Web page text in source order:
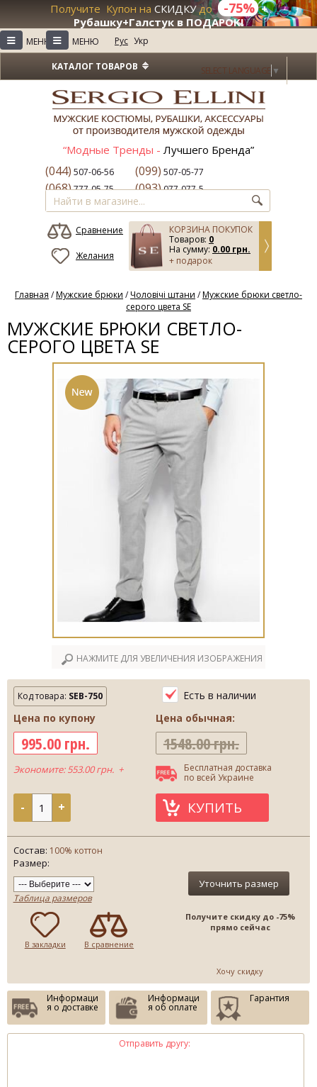
Получите Купон на СКИДКУдо -75% +
Рубашку+Галстук в ПОДАРОК!
≡ МЕНЮ Рус Укр
SELECT LANGUAGE ▼
КАТАЛОГ ТОВАРОВ
“Модные Тренды - Лучшего Бренда”
(044) 507-06-56 (099) 507-05-77
(068)777-05-75 (093)077-077-5
КОРЗИНА ПОКУПОК
Товаров: 0
На сумму: 0.00 грн.
+ подарок
Сравнение
Желания
Главная /Мужские брюки /Чоловічі штани /Мужские брюки светло-
серого цвета SE
МУЖСКИЕ БРЮКИ СВЕТЛО-
СЕРОГО ЦВЕТА SE
НАЖМИТЕ ДЛЯ УВЕЛИЧЕНИЯ ИЗОБРАЖЕНИЯ
Код товара: SEB-750
Есть в наличии
Цена по купону
995.00 грн.
Экономите: 553.00 грн. +
Цена обычная:
1548.00 грн.
Бесплатная доставка
по всей Украине
- + КУПИТЬ
Состав: 100% коттон
Размер:
Таблица размеров
Уточнить размер
Получите скидку до -75%
прямо сейчас
Хочу скидку
В закладки В сравнение
Информаци
я о доставке
Информаци
я об оплате
Гарантия
Отправить другу:
≡ МЕНЮ